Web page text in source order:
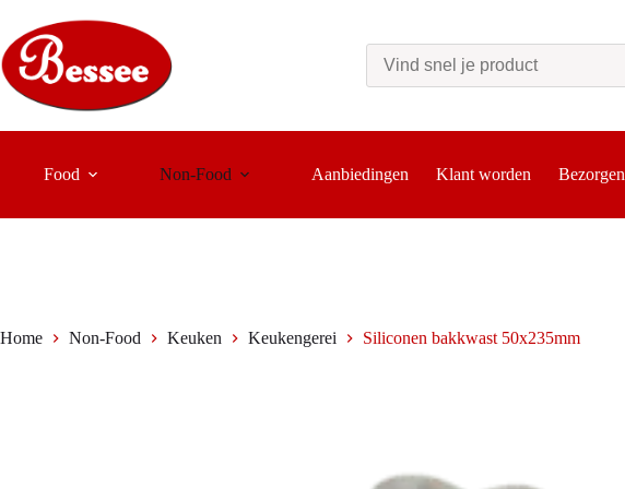
naar
de
inhoud
Food Non-Food Aanbiedingen Klant worden Bezorgen
Home Non-Food Keuken Keukengerei Siliconen bakkwast 50x235mm